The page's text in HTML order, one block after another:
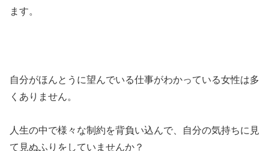
ます。
自分がほんとうに望んでいる仕事がわかっている女性は多
くありません。
人生の中で様々な制約を背負い込んで、自分の気持ちに見
て見ぬふりをしていませんか？